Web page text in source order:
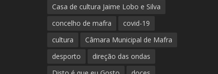
Casa de cultura Jaime Lobo e Silva
concelho de mafra
covid-19
cultura
Câmara Municipal de Mafra
desporto
direção das ondas